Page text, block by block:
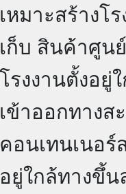
เหมาะสร้าง
เก็บ สินค้าศูน
โรงงานตั้งอยู่
เข้าออกทางส
คอนเทนเนอ
อยู่ใกล้ทางขึ้